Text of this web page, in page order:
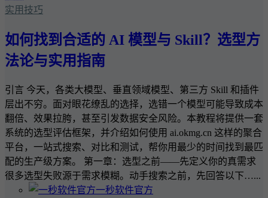
实用技巧
如何找到合适的 AI 模型与 Skill？选型方
法论与实用指南
引言 今天，各类大模型、垂直领域模型、第三方 Skill 和插件
层出不穷。面对眼花缭乱的选择，选错一个模型可能导致成本
翻倍、效果拉胯，甚至引发数据安全风险。本教程将提供一套
系统的选型评估框架，并介绍如何使用 ai.okmg.cn 这样的聚合
平台，一站式搜索、对比和测试，帮你用最少的时间找到最匹
配的生产级方案。 第一章：选型之前——先定义你的真需求
很多选型失败源于需求模糊。动手搜索之前，先回答以下…...
一秒软件官方